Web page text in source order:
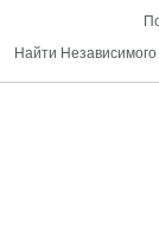
Найти Независимого